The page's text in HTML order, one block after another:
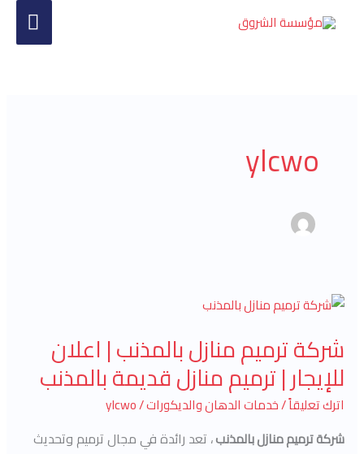
ylcwo
شركة ترميم منازل بالمذنب | اعلان
للإيجار | ترميم منازل قديمة بالمذنب
اترك تعليقاً/خدمات الدهان والديكورات/
ylcwo
شركة ترميم منازل بالمذنب، تعد رائدة في مجال ترميم وتحديث
شركة
منازل
بالمذنب
|
اعلان
للإيجار